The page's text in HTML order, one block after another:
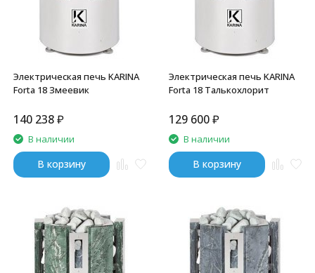
Электрическая печь KARINA
Forta 18 Змеевик
140 238₽
В наличии
В корзину
Электрическая печь KARINA
Forta 18 Талькохлорит
129 600₽
В наличии
В корзину